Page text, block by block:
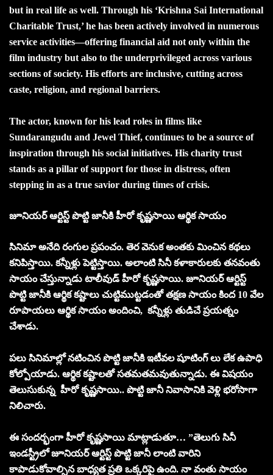
but in real life as well. Through his ‘Krishna Sai International
Charitable Trust,’ he has been actively involved in numerous
service activities—offering financial aid not only within the
film industry but also to the underprivileged across various
sections of society. His efforts are inclusive, cutting across
caste, religion, and regional barriers.
The actor, known for his lead roles in films like
Sundarangudu and Jewel Thief, continues to be a source of
inspiration through his social initiatives. His charity trust
stands as a pillar of support for those in distress, often
stepping in as a true savior during times of crisis.
జూనియర్ ఆర్టిస్ట్ పొట్టి జానీకి హీరో కృష్ణసాయి ఆర్థిక సాయం
సినిమా అనేది రంగుల ప్రపంచం. తెర వెనుక అంతకు మించిన కథలు
కనిపిస్తాయి. కన్నీళ్లు పెట్టిస్తాయి. అలాంటి సినీ కళాకారులకు తనవంతు
సాయం చేస్తున్నాడు టాలీవుడ్ హీరో కృష్ణసాయి. జూనియర్ ఆర్టిస్ట్
పొట్టి జానీకి ఆర్థిక కష్టాలు చుట్టిముట్టడంతో తక్షణ సాయం కింద 10 వేల
రూపాయలు ఆర్థిక సాయం అందించి, కన్నీళ్లు తుడిచే ప్రయత్నం
చేశాడు.
పలు సినిమాల్లో నటించిన పొట్టి జానీకి ఇటీవల షూటింగ్ లు లేక ఉపాధి
కోల్పోయాడు. ఆర్థిక కష్టాలతో సతమతమవుతున్నాడు. ఈ విషయం
తెలుసుకున్న హీరో కృష్ణసాయి.. పొట్టి జానీ నివాసానికి వెళ్లి భరోసాగా
నిలిచారు.
ఈ సంద‌ర్భంగా హీరో కృష్ణసాయి మాట్లాడుతూ… ”తెలుగు సినీ
ఇండస్ట్రీలో జూనియర్ ఆర్టిస్ట్ పొట్టి జానీ లాంటి వారిని
కాపాడుకోవాల్సిన బాధ్యత ప్రతి ఒక్కరిపై ఉంది. నా వంతు సాయం